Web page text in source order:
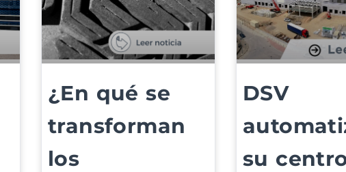
¿En qué se
transforman
los
DSV
su